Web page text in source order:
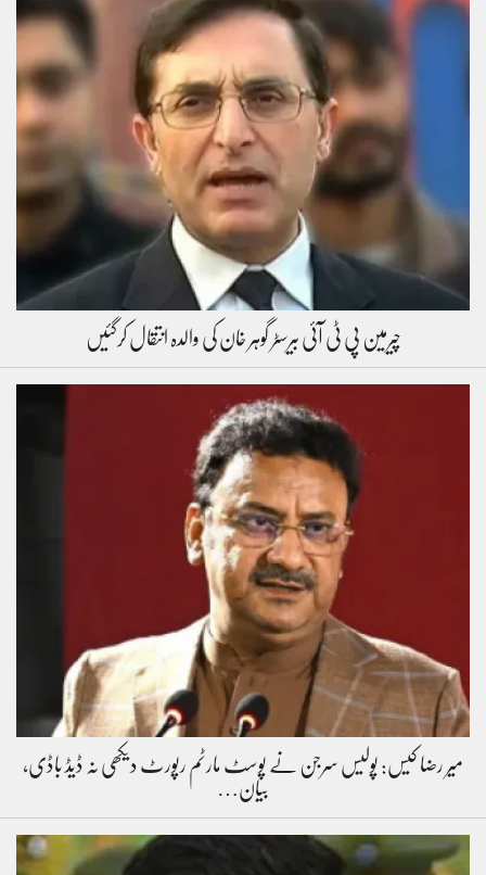
چیرمین پی ٹی آئی بیرسٹر گوہر خان کی والدہ انتقال کرگئیں
میر رضا کیس: پولیس سرجن نے پوسٹ مارٹم رپورٹ دیکھی نہ ڈیڈ باڈی،
بیان…